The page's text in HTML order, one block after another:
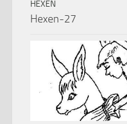
HEXEN
Hexen-27